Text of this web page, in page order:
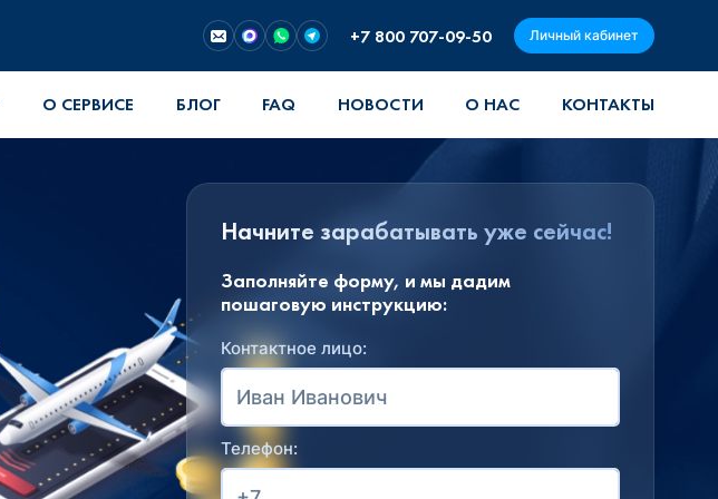
+7 800 707-09-50 Личный кабинет
О СЕРВИСЕ БЛОГ FAQ НОВОСТИ О НАС КОНТАКТЫ
Начните зарабатывать уже сейчас!
Заполняйте форму, и мы дадим
пошаговую инструкцию:
Контактное лицо:
Телефон: